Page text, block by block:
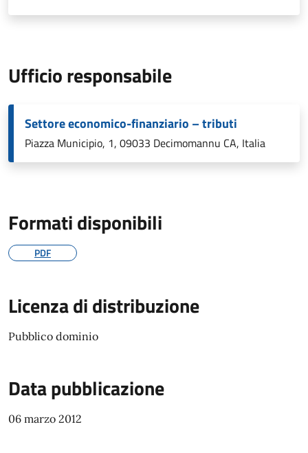
Ufficio responsabile
Settore economico-finanziario – tributi
Piazza Municipio, 1, 09033 Decimomannu CA, Italia
Formati disponibili
PDF
Licenza di distribuzione
Pubblico dominio
Data pubblicazione
06 marzo 2012